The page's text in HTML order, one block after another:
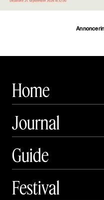
Home
Journal
Guide
Festival